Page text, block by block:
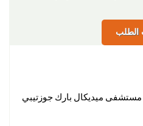
الطلب
ميديكال بارك جوزتيبي